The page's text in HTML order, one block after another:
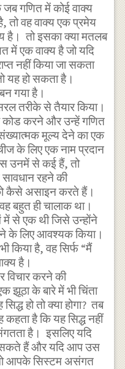
जब गणित में कोई वाक्य
तो वह वाक्य एक प्रमेय
है। तो इसका क्या मतलब
में एक वाक्य है जो यदि
नहीं किया जा सकता
यह हो सकता है।
गया है।
तरीके से तैयार किया।
कोड करने और उन्हें गणित
मूल्य देने का एक
के लिए एक नाम प्रदान
उनमें से कई हैं, तो
रहने की
कैसे असाइन करते हैं।
बहुत ही चालाक था।
में से एक थी जिसे उन्होंने
के लिए आवश्यक किया।
किया है, वह सिर्फ “मैं
है।
विचार करने की
के बारे में भी चिंता
हो तो क्या होगा? तब
कहता है कि यह सिद्ध नहीं
है। इसलिए यदि
सकते हैं और यदि आप उस
आपके सिस्टम असंगत